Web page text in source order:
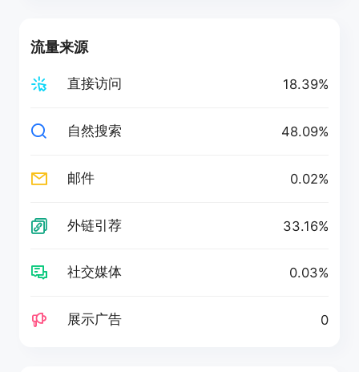
流量来源
直接访问 18.39%
自然搜索 48.09%
邮件 0.02%
外链引荐 33.16%
社交媒体 0.03%
展示广告 0